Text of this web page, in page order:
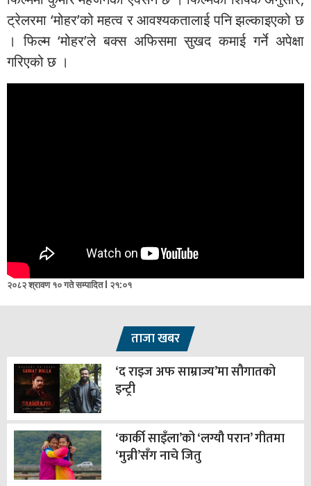
ट्रेलरमा ‘मोहर’को महत्व र आवश्यकतालाई पनि झल्काइएको छ
। फिल्म ‘मोहर’ले बक्स अफिसमा सुखद कमाई गर्ने अपेक्षा
गरिएको छ ।
२०८२ श्रावण १० गते सम्पादित l २१:०१
ताजा खबर
‘द राइज अफ साम्राज्य’मा सौगातको
इन्ट्री
‘कार्की साइँला’को ‘लग्यौ परान’ गीतमा
‘मुन्नी’सँग नाचे जितु